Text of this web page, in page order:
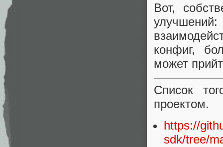
Вот,
улучшений:
конфиг,
может
Список
проектом.
https://
sdk/tree/